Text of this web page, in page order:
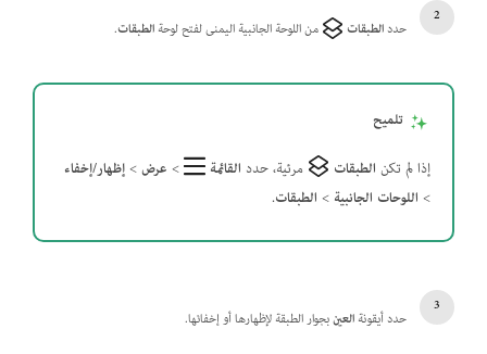
حددالطبقات من اللوحة الجانبية اليمنى لفتح لوحةالطبقات.
تلميح
إذا لم تكنالطبقات مرئية، حدد القائمة >عرض>إظهار/إخفاء
>اللوحات الجانبية>الطبقات.
حدد أيقونةالعينبجوار الطبقة لإظهارها أو إخفائها.